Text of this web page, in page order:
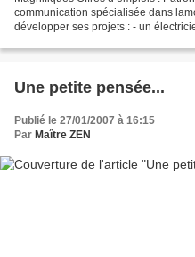
communication spécialisée dans
développer ses projets : - un
Une petite pensée...
Publié le 27/01/2007 à 16:15
Par Maître ZEN